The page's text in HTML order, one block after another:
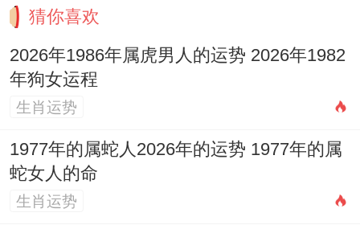
检查，两运动坚持，通增强体质。
从内而外调养，正活力充沛，作健康投资，
其疾病不扰，她说心理健康关键，充寻求支
坠，值黑曜石雕刻，当守护平安，起化解潜
在病痛。
猜你喜欢
2026年1986年属虎男人的运势 2026年1982
年狗女运程
生肖运势
1977年的属蛇人2026年的运势 1977年的属
蛇女人的命
生肖运势